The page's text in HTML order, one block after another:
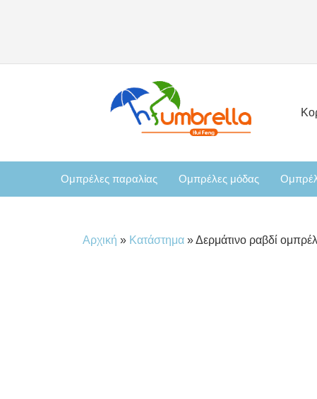
Ομπρέλες παραλίας Ομπρέλες μόδας
Αρχική » Κατάστημα »Δερμάτινο ραβδί